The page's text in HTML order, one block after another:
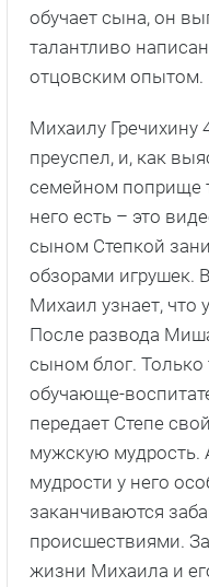
обучает сына, он
талантливо
отцовским опытом.
Михаилу Гречихину
преуспел, и, как
семейном поприще
него есть – это
сыном Степкой
обзорами игрушек.
Михаил узнает, что
После развода
сыном блог. Только
обучающе-
передает Степе
мужскую мудрость.
мудрости у него
заканчиваются
происшествиями.
жизни Михаила и